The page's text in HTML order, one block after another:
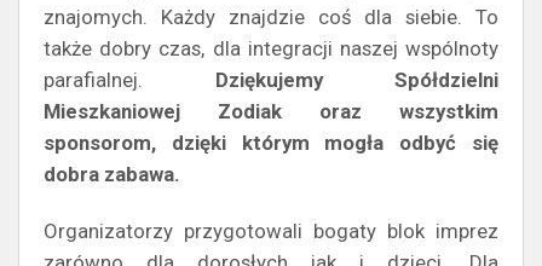
znajomych. Każdy znajdzie coś dla siebie. To
także dobry czas, dla integracji naszej wspólnoty
parafialnej. Dziękujemy Spółdzielni
Mieszkaniowej Zodiak oraz wszystkim
sponsorom, dzięki którym mogła odbyć się
dobra zabawa.
Organizatorzy przygotowali bogaty blok imprez